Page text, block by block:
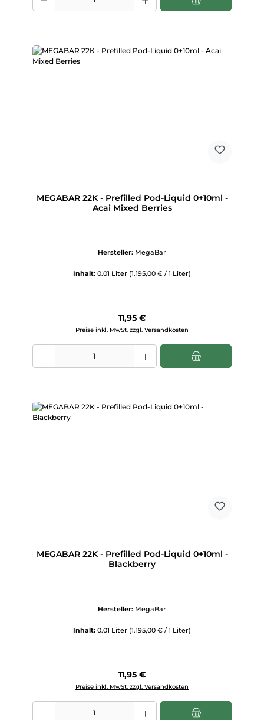
MEGABAR 22K - Prefilled Pod-Liquid 0+10ml -
Acai Mixed Berries
Hersteller: MegaBar
Inhalt: 0.01 Liter (1.195,00 € / 1 Liter)
Regulärer Preis:
11,95 €
Preise inkl. MwSt. zzgl. Versandkosten
Produkt Anzahl: Gib den gewünschten Wert ein oder benutze die
MEGABAR 22K - Prefilled Pod-Liquid 0+10ml -
Blackberry
Hersteller: MegaBar
Inhalt: 0.01 Liter (1.195,00 € / 1 Liter)
Regulärer Preis:
11,95 €
Preise inkl. MwSt. zzgl. Versandkosten
Produkt Anzahl: Gib den gewünschten Wert ein oder benutze die